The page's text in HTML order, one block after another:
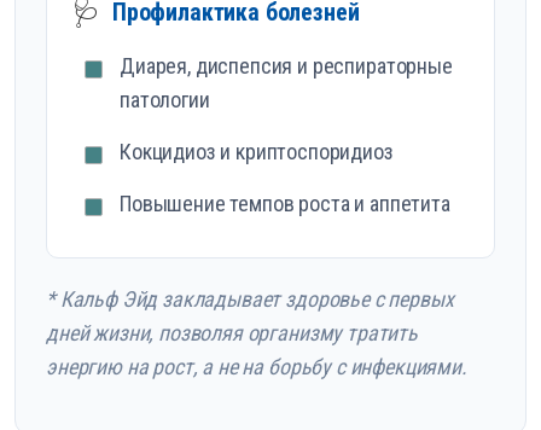
🩺 Профилактика болезней
Диарея, диспепсия и респираторные
патологии
Кокцидиоз и криптоспоридиоз
Повышение темпов роста и аппетита
* Кальф Эйд закладывает здоровье с первых
дней жизни, позволяя организму тратить
энергию на рост, а не на борьбу с инфекциями.